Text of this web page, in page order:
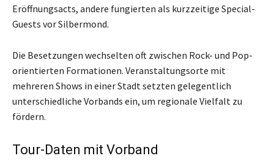
Eröffnungsacts, andere fungierten als kurzzeitige Special-
Guests vor Silbermond.
Die Besetzungen wechselten oft zwischen Rock- und Pop-
orientierten Formationen. Veranstaltungsorte mit
mehreren Shows in einer Stadt setzten gelegentlich
unterschiedliche Vorbands ein, um regionale Vielfalt zu
fördern.
Tour-Daten mit Vorband